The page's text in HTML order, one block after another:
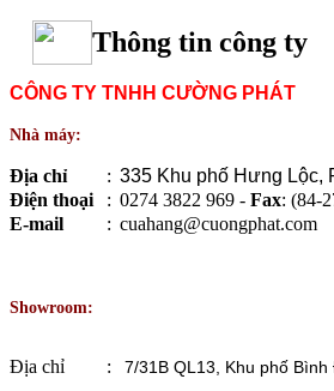
Thông tin công ty
CÔNG TY TNHH CƯỜNG PHÁT
Nhà máy:
Địa chỉ : 335 Khu phố Hưng Lộc,
Điện thoại
: 0274 3822 969 - Fax: (84-
E-mail
: cuahang@cuongphat.com
Showroom:
Địa chỉ : 7/31B QL13, Khu phố